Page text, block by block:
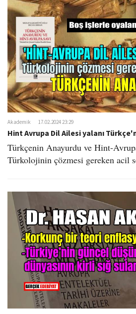
Akademik 17.02.2024 23:29
Hint Avrupa Dil Ailesi yalanı
Türkçenin Anayurdu ve Hint-
Türkolojinin çözmesi gereken acil